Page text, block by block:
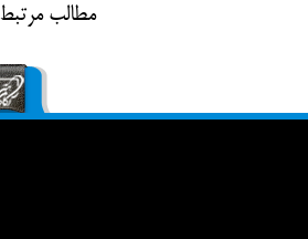
مطالب مرتبط